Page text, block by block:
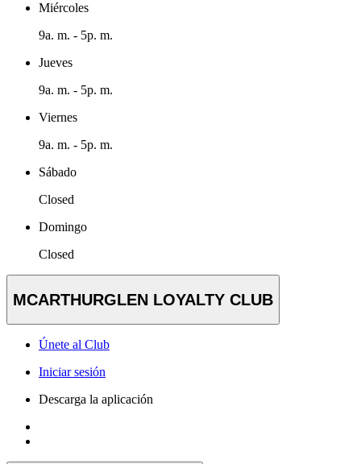
Miércoles
9a. m. - 5p. m.
Jueves
9a. m. - 5p. m.
Viernes
9a. m. - 5p. m.
Sábado
Closed
Domingo
Closed
MCARTHURGLEN LOYALTY CLUB
Únete al Club
Iniciar sesión
Descarga la aplicación